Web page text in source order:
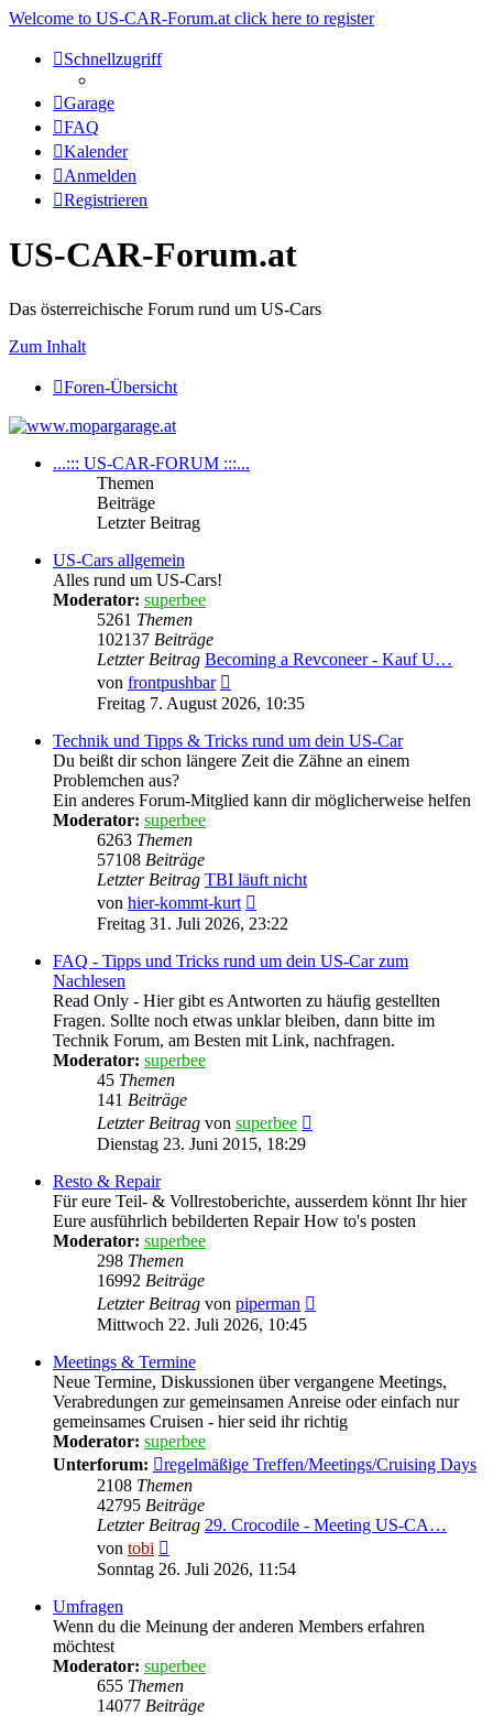
Welcome to US-CAR-Forum.at click here to register
Schnellzugriff
Garage
FAQ
Kalender
Anmelden
Registrieren
US-CAR-Forum.at
Das österreichische Forum rund um US-Cars
Zum Inhalt
Foren-Übersicht
...::: US-CAR-FORUM :::...
Themen
Beiträge
Letzter Beitrag
US-Cars allgemein
Alles rund um US-Cars!
Moderator: superbee
5261 Themen
102137 Beiträge
Letzter Beitrag Becoming a Revconeer - Kauf U…
von frontpushbar
Beitrag
Freitag 7. August 2026, 10:35
Technik und Tipps & Tricks rund um dein US-Car
Du beißt dir schon längere Zeit die Zähne an einem
Problemchen aus?
Ein anderes Forum-Mitglied kann dir möglicherweise helfen
Moderator: superbee
6263 Themen
57108 Beiträge
Letzter Beitrag TBI läuft nicht
von hier-kommt-kurt
Beitrag
Freitag 31. Juli 2026, 23:22
FAQ - Tipps und Tricks rund um dein US-Car zum
Nachlesen
Read Only - Hier gibt es Antworten zu häufig gestellten
Fragen. Sollte noch etwas unklar bleiben, dann bitte im
Technik Forum, am Besten mit Link, nachfragen.
Moderator: superbee
45 Themen
141 Beiträge
Letzter Beitrag von superbee
Dienstag 23. Juni 2015, 18:29
Resto & Repair
Für eure Teil- & Vollrestoberichte, ausserdem könnt Ihr hier
Eure ausführlich bebilderten Repair How to's posten
Moderator: superbee
298 Themen
16992 Beiträge
Letzter Beitrag von piperman
Mittwoch 22. Juli 2026, 10:45
Meetings & Termine
Neue Termine, Diskussionen über vergangene Meetings,
Verabredungen zur gemeinsamen Anreise oder einfach nur
gemeinsames Cruisen - hier seid ihr richtig
Moderator: superbee
Unterforum:
regelmäßige Treffen/Meetings/Cruising Days
2108 Themen
42795 Beiträge
Letzter Beitrag 29. Crocodile - Meeting US-CA…
von tobi
Beitrag
Sonntag 26. Juli 2026, 11:54
Umfragen
Wenn du die Meinung der anderen Members erfahren
möchtest
Moderator: superbee
655 Themen
14077 Beiträge